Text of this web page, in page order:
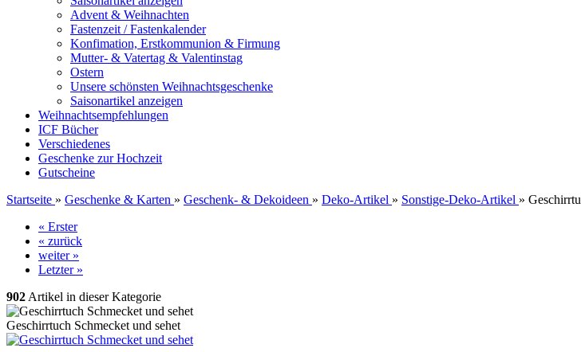
Advent & Weihnachten
Fastenzeit / Fastenkalender
Konfimation, Erstkommunion & Firmung
Mutter- & Vatertag & Valentinstag
Ostern
Unsere schönsten Weihnachtsgeschenke
Saisonartikel anzeigen
Weihnachtsempfehlungen
ICF Bücher
Verschiedenes
Geschenke zur Hochzeit
Gutscheine
Startseite » Geschenke & Karten » Geschenk- & Dekoideen » Deko-Artikel » Sonstige-Deko-Artikel »
« Erster
« zurück
weiter »
Letzter »
902 Artikel in dieser Kategorie
Geschirrtuch Schmecket und sehet